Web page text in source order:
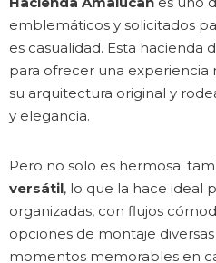
emblemáticos y solicitados
es casualidad. Esta hacienda
para ofrecer una experiencia
su arquitectura original y
y elegancia.
Pero no solo es hermosa:
versátil, lo que la hace ideal
organizadas, con flujos
opciones de montaje
momentos memorables en